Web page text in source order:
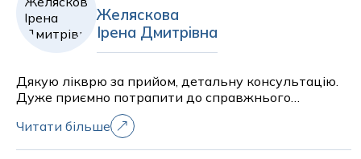
Желяскова
Ірена Дмитрівна
Дякую лікврю за прийом, детальну консультацію.
Дуже приємно потрапити до справжнього
Читати більше